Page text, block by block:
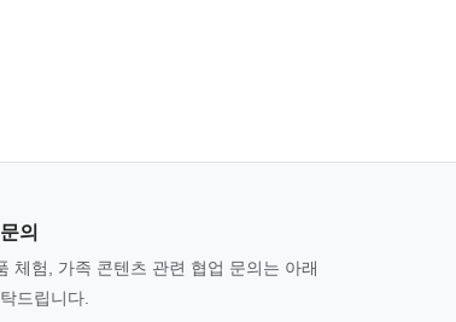
의
체험, 가족 콘텐츠 관련 협업 문의는 아래
드립니다.